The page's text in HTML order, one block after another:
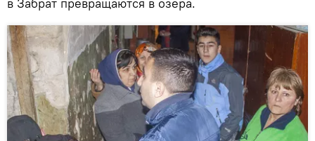
в Забрат превращаются в озера.